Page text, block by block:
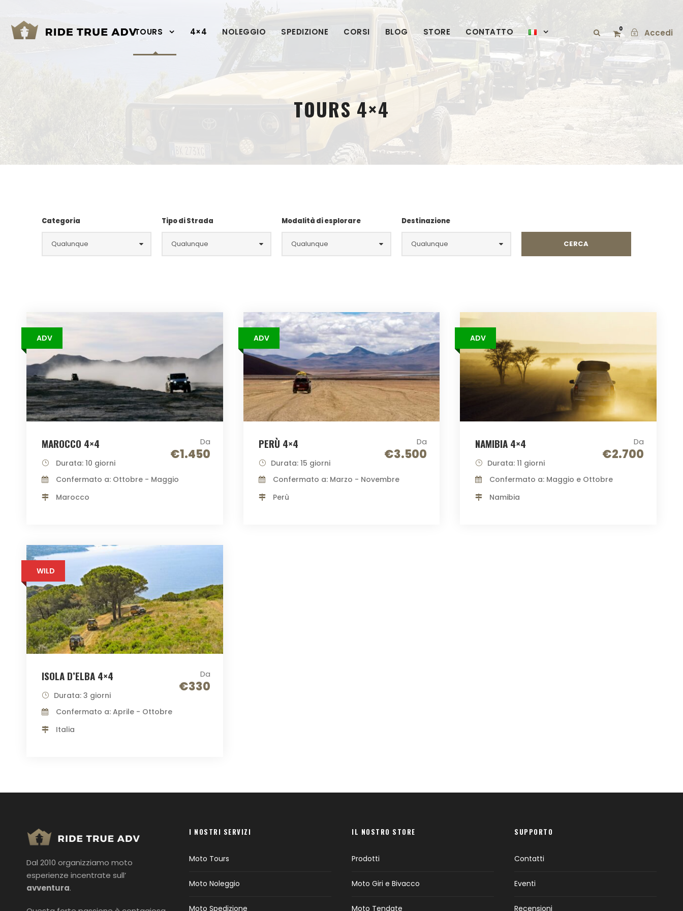
TOURS 4×4 NOLEGGIO SPEDIZIONE CORSI BLOG STORE CONTATTO 0 Accedi
TOURS 4×4
Categoria Tipo di Strada Modalità di esplorare Destinazione
ADV
MAROCCO 4×4 Da
€1.450
Durata: 10 giorni
Confermato a: Ottobre - Maggio
Marocco
ADV
PERÙ 4×4 Da
€3.500
Durata: 15 giorni
Confermato a: Marzo - Novembre
Perù
ADV
NAMIBIA 4×4 Da
€2.700
Durata: 11 giorni
Confermato a: Maggio e Ottobre
Namibia
WILD
ISOLA D’ELBA 4×4 Da
€330
Durata: 3 giorni
Confermato a: Aprile - Ottobre
Italia
Dal 2010 organizziamo moto
esperienze incentrate sull’
avventura.
I NOSTRI SERVIZI
Moto Tours
Moto Noleggio
Moto Spedizione
IL NOSTRO STORE
Prodotti
Moto Giri e Bivacco
Moto Tendate
SUPPORTO
Contatti
Eventi
Recensioni